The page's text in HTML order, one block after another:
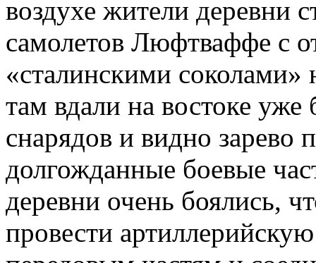
воздухе жители деревни
самолетов Люфтваффе с
«сталинскими
там вдали на востоке
снарядов и видно зарево
долгожданные боевые
деревни очень боялись,
провести